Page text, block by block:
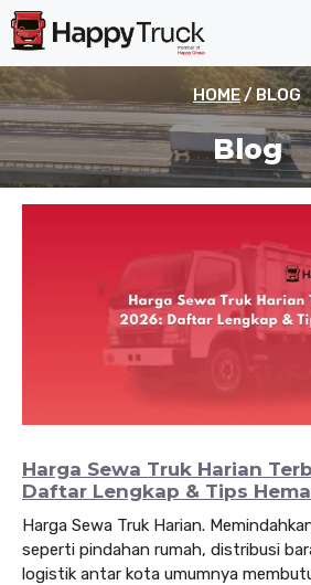
Langsung
ke
isi
HOME/BLOG
Blog
Harga Sewa Truk Harian
Daftar Lengkap & Tips
Harga Sewa Truk Harian.
seperti pindahan rumah, distribusi
logistik antar kota umumnya